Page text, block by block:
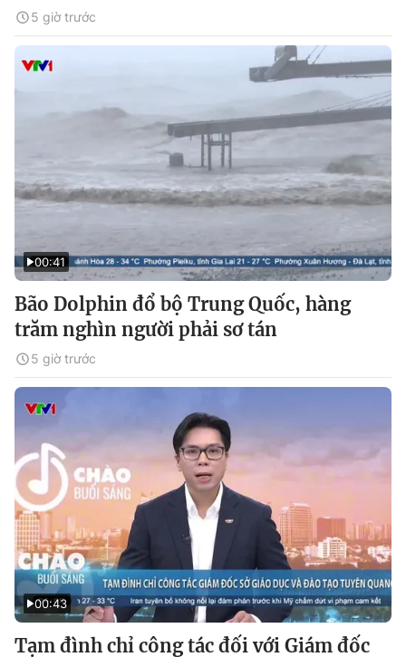
5 giờ trước
00:41
Bão Dolphin đổ bộ Trung Quốc, hàng
trăm nghìn người phải sơ tán
5 giờ trước
00:43
Tạm đình chỉ công tác đối với Giám đốc